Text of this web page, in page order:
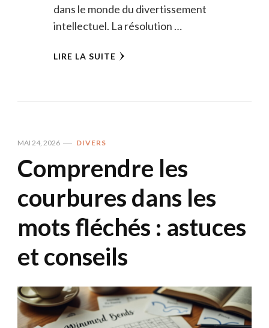
dans le monde du divertissement
intellectuel. La résolution …
LIRE LA SUITE
MAI 24, 2026 DIVERS
Comprendre les
courbures dans les
mots fléchés : astuces
et conseils